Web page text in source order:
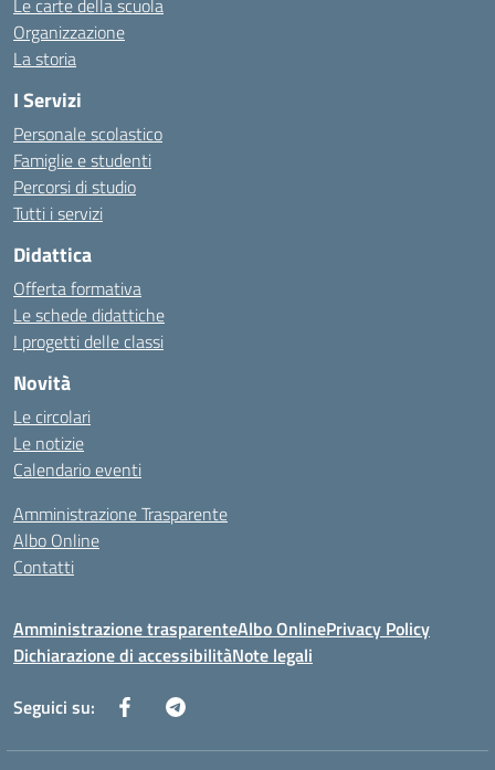
Le carte della scuola
Organizzazione
La storia
I Servizi
Personale scolastico
Famiglie e studenti
Percorsi di studio
Tutti i servizi
Didattica
Offerta formativa
Le schede didattiche
I progetti delle classi
Novità
Le circolari
Le notizie
Calendario eventi
Amministrazione Trasparente
Albo Online
Contatti
Amministrazione trasparenteAlbo OnlinePrivacy Policy
Dichiarazione di accessibilitàNote legali
Seguici su: